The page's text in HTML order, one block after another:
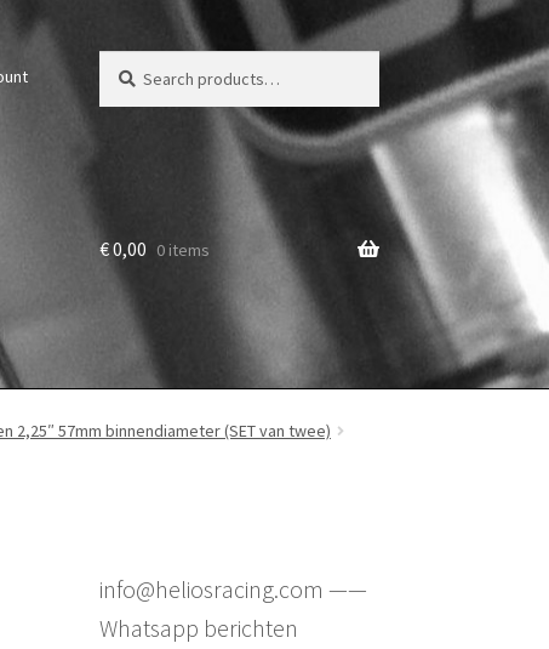
voor:
€0,00 0 items
2,25″ 57mm binnendiameter (SET van twee)
info@heliosracing.com ——
Whatsapp berichten